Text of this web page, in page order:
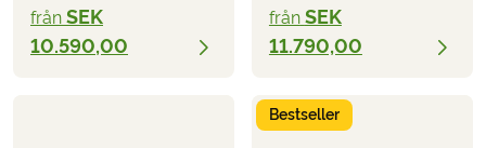
från SEK
10.590,00
från SEK
11.790,00
Bestseller